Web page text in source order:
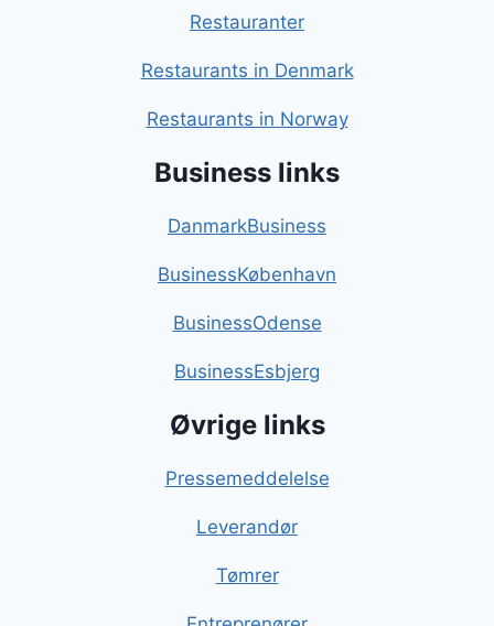
Restauranter
Restaurants in Denmark
Restaurants in Norway
Business links
DanmarkBusiness
BusinessKøbenhavn
BusinessOdense
BusinessEsbjerg
Øvrige links
Pressemeddelelse
Leverandør
Tømrer